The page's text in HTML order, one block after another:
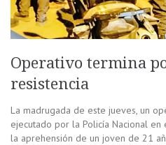
Operativo termina
resistencia
La madrugada de este jueves, un
ejecutado por la Policía Nacional
la aprehensión de un joven de 21